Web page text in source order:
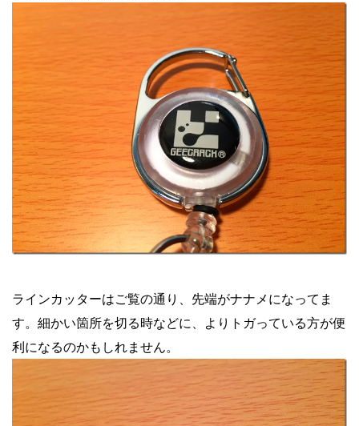
ラインカッターはご覧の通り、先端がナナメになってま
す。細かい箇所を切る時などに、よりトガっている方が便
利になるのかもしれません。